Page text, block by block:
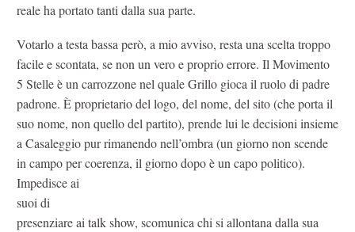
reale ha portato tanti dalla sua parte.
Votarlo a testa bassa però, a mio avviso, resta una scelta troppo
facile e scontata, se non un vero e proprio errore. Il Movimento
5 Stelle è un carrozzone nel quale Grillo gioca il ruolo di padre
padrone. È proprietario del logo, del nome, del sito (che porta il
suo nome, non quello del partito), prende lui le decisioni insieme
a Casaleggio pur rimanendo nell’ombra (un giorno non scende
in campo per coerenza, il giorno dopo è un capo politico).
Impedisce ai
suoi di
presenziare ai talk show, scomunica chi si allontana dalla sua